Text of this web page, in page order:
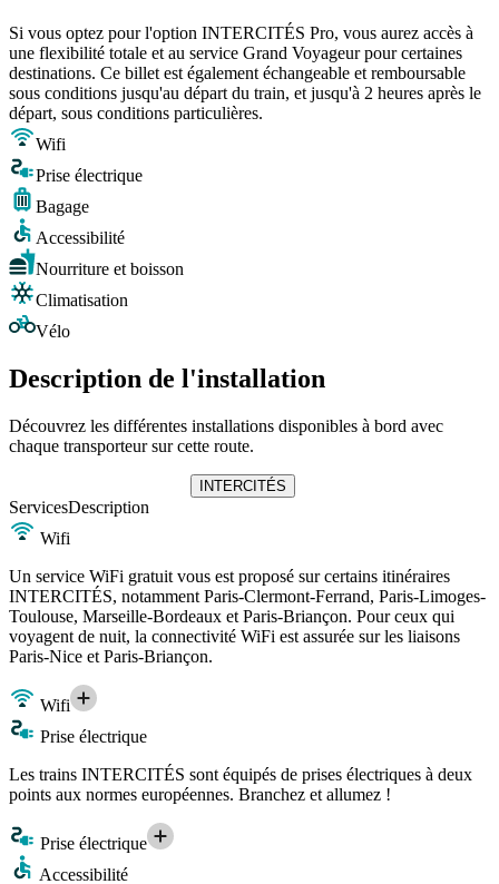
Si vous optez pour l'option INTERCITÉS Pro, vous aurez accès à
une flexibilité totale et au service Grand Voyageur pour certaines
destinations. Ce billet est également échangeable et remboursable
sous conditions jusqu'au départ du train, et jusqu'à 2 heures après le
départ, sous conditions particulières.
Wifi
Prise électrique
Bagage
Accessibilité
Nourriture et boisson
Climatisation
Vélo
Description de l'installation
Découvrez les différentes installations disponibles à bord avec
chaque transporteur sur cette route.
INTERCITÉS
ServicesDescription
Wifi
Un service WiFi gratuit vous est proposé sur certains itinéraires
INTERCITÉS, notamment Paris-Clermont-Ferrand, Paris-Limoges-
Toulouse, Marseille-Bordeaux et Paris-Briançon. Pour ceux qui
voyagent de nuit, la connectivité WiFi est assurée sur les liaisons
Paris-Nice et Paris-Briançon.
Wifi
Prise électrique
Les trains INTERCITÉS sont équipés de prises électriques à deux
points aux normes européennes. Branchez et allumez !
Prise électrique
Accessibilité